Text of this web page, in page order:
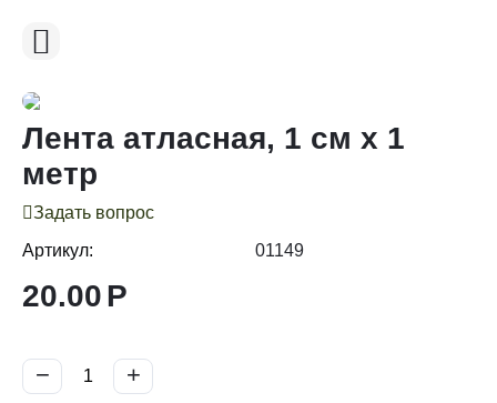
Лента атласная, 1 см х 1
метр
Задать вопрос
Артикул:
01149
20.00Р
+
−